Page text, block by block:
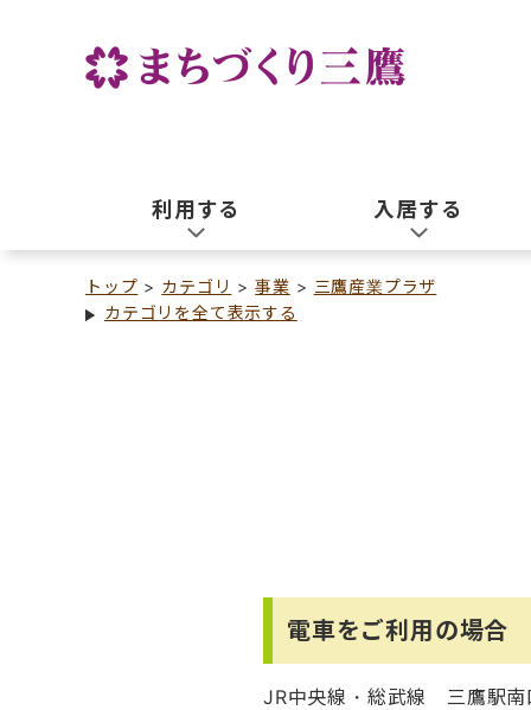
利用する 入居する
トップ カテゴリ 事業
三鷹産業プラザ
カテゴリを全て表示する
電車をご利用の場合
JR中央線・総武線 三鷹駅南